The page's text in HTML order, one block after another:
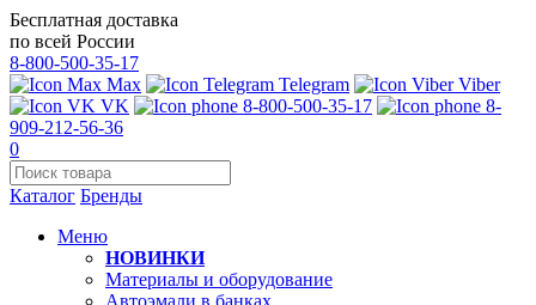
Бесплатная доставка
по всей России
8-800-500-35-17
Max
Telegram
Viber
VK
8-800-500-35-17
8-
909-212-56-36
0
Каталог Бренды
Меню
НОВИНКИ
Материалы и оборудование
Автоэмали в банках